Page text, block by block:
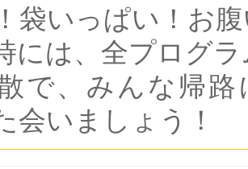
袋いっぱい！お
には、全プログ
で、みんな帰
会いましょう！